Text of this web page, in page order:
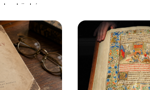
közkézen,
ennyire
magyar
Jókai
pusztán a
tól
meg, hogy
könyvárveréseken
Baudelaire, Proust
mozgatta meg a
papírra nyomott,
példányok, a
nagy könyvtári